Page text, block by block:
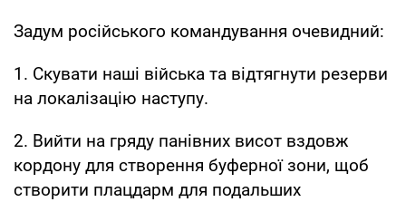
Задум російського командування очевидний:
1. Скувати наші війська та відтягнути резерви
на локалізацію наступу.
2. Вийти на гряду панівних висот вздовж
кордону для створення буферної зони, щоб
створити плацдарм для подальших